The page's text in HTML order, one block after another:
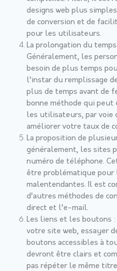
designs web plus
de conversion et de
pour les utilisateurs.
La prolongation du
Généralement, les
besoin de plus temps
l’instar du remplissage
plus de temps avant de
bonne méthode qui
les utilisateurs, par voie
améliorer votre taux de
La proposition de
généralement, les sites
numéro de téléphone.
être problématique pour
malentendantes. Il est
d’autres méthodes de
direct et l’e-mail.
Les liens et les boutons :
votre site web, essayer
boutons accessibles à
devront être clairs et
pas répéter le même